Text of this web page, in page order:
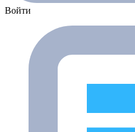
Войти